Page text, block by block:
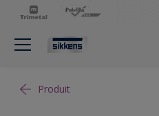
Produit